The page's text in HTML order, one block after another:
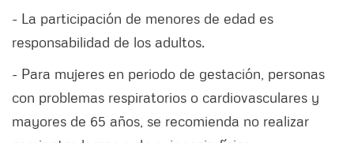
- La participación de menores de edad es
responsabilidad de los adultos.
- Para mujeres en periodo de gestación, personas
con problemas respiratorios o cardiovasculares y
mayores de 65 años, se recomienda no realizar